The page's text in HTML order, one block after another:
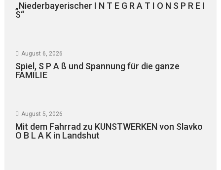
„Niederbayerischer I N T E G R A T I O N S P R E I
S“
August 6, 2026
Spiel, S P A ß und Spannung für die ganze
FAMILIE
August 5, 2026
Mit dem Fahrrad zu KUNSTWERKEN von Slavko
O B L A K in Landshut